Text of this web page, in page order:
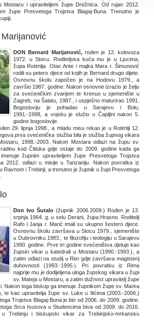
Mostaru i upraviteljem župe Drežnica. Od rujan 2012.
župe Presvetoga Trojstva Blagaj-Buna. Trenutno je
DON Bernard Marijanović,rođen je 12. kolovoza
1972. u Stocu. Roditeljska kuća mu je u Ljucima,
župa Rotimlja. Otac Ante i majka Mara r. Šimunović
rodili su petero djece od kojih je Bernard drugo dijete.
Osnovnu školu započeo je na Hodovu 1979., a
završio 1987. godine. Nakon osnovne izrazio je želju
za svećeničkim zvanjem te krenuo u sjemenište u
Zagreb, na Šalatu, 1987., i uspješno maturirao 1991.
Bogosloviju je pohađao u Sarajevu i Bolu,
1991.-1998, a vojsku je služio u Čapljini nakon 5.
godine bogoslovije.
29. lipnja 1998., a mladu misu rekao je u Rotimlji 12.
prva svećenička služba bila je služba župnog vikara
1998.-2003. Nakon Mostara odlazi na župu sv.
kod Čitluka gdje ostaje do 2009. godine kada ga
župnim upraviteljem župe Presvetoga Trojstva
2012. odlazi u misije u Tanzaniju. Nakon povratka iz
Ravnom i Trebinji, a trenutno je župnik u župi Presvetoga
Don Ivo Šutalo (župnik 2006.2009.) Rođen je 13.
srpnja 1964. g. u selu Derani, župa Hrasno. Roditelji
Rafo i Janja r. Marić imali su ukupno šestero djece.
Osnovnu školu završava u Stocu 1979., sjemenište
u Dubrovniku 1983., te filozofiju i teologiju u Sarajevu
1990. godine. Prve tri godine svećeništva djeluje kao
župski vikar u katedrali u Mostaru (1990.-1993.), a
zatim odlazi na studij u Rim gdje završava magisterij
duhovnosti (1993.-1995.). Pri povratku iz Rima
najprije mu je dodijeljena uloga župskog vikara u župi
sv. Mateja u Mostaru, a zatim dužnost upravitelj župe
Nakon toga biskup ga imenuje župnikom župe sv. Marka
te kao upravitelja župe sv. Luke u Ilićima (2003.-2006.)
Trojstva Blagaj-Buna je bio od 2006. do 2009. godine.
Srca Isusova u Studencima biva od 2009. do 2016.
Trebinju i biskupski vikar za Trebinjsko-mrkansku